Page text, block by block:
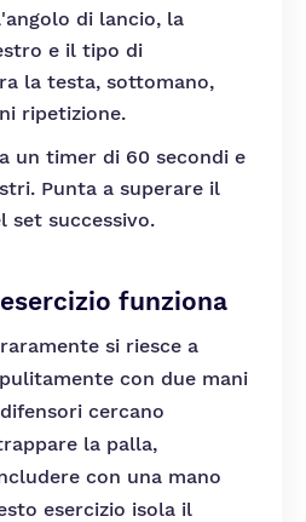
di lancio, la
e il tipo di
la testa, sottomano,
ripetizione.
un timer di 60 secondi e
Punta a superare il
set successivo.
funziona
si riesce a
con due mani
cercano
la palla,
con una mano
esercizio isola il